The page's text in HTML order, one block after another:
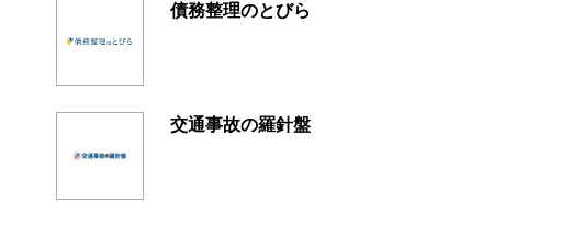
債務整理のとびら
交通事故の羅針盤